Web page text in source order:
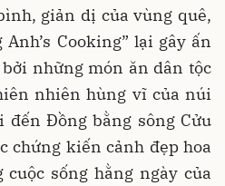
giản dị của vùng quê,
Cooking” lại gây ấn
những món ăn dân tộc
nhiên hùng vĩ của núi
đến Đồng bằng sông Cửu
chứng kiến cảnh đẹp hoa
sống hằng ngày của